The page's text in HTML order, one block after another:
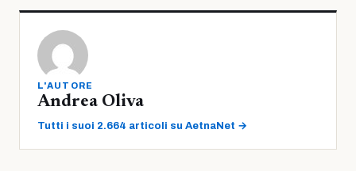
L'AUTORE
Andrea Oliva
Tutti i suoi 2.664 articoli su AetnaNet →